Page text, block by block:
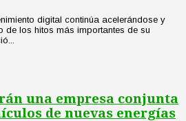
digital continúa acelerándose y
de los hitos más importantes de su
una empresa conjunta
de nuevas energías